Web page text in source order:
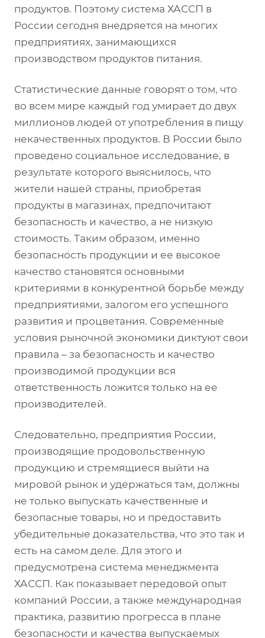
продуктов. Поэтому система ХАССП в
России сегодня внедряется на многих
предприятиях, занимающихся
производством продуктов питания.
Статистические данные говорят о том, что
во всем мире каждый год умирает до двух
миллионов людей от употребления в пищу
некачественных продуктов. В России было
проведено социальное исследование, в
результате которого выяснилось, что
жители нашей страны, приобретая
продукты в магазинах, предпочитают
безопасность и качество, а не низкую
стоимость. Таким образом, именно
безопасность продукции и ее высокое
качество становятся основными
критериями в конкурентной борьбе между
предприятиями, залогом его успешного
развития и процветания. Современные
условия рыночной экономики диктуют свои
правила – за безопасность и качество
производимой продукции вся
ответственность ложится только на ее
производителей.
Следовательно, предприятия России,
производящие продовольственную
продукцию и стремящиеся выйти на
мировой рынок и удержаться там, должны
не только выпускать качественные и
безопасные товары, но и предоставить
убедительные доказательства, что это так и
есть на самом деле. Для этого и
предусмотрена система менеджмента
ХАССП. Как показывает передовой опыт
компаний России, а также международная
практика, развитию прогресса в плане
безопасности и качества выпускаемых